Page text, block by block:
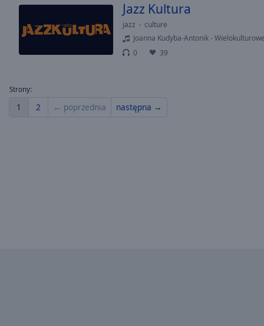
Jazz Kultura
jazz
culture
Joanna Kudyba-Antonik -
0
39
Strony:
1 2 ← poprzednia następna →